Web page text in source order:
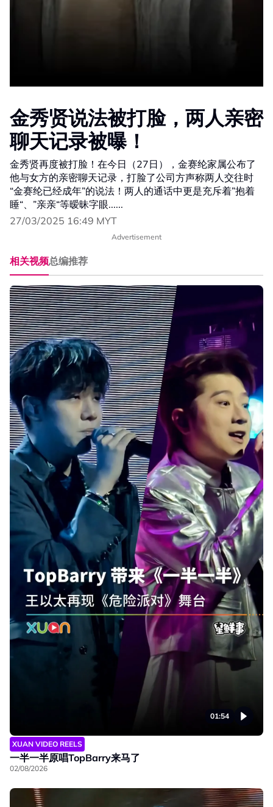
金秀贤说法被打脸，两人亲密
聊天记录被曝！
金秀贤再度被打脸！在今日（27日），金赛纶家属公布了
他与女方的亲密聊天记录，打脸了公司方声称两人交往时
“金赛纶已经成年”的说法！两人的通话中更是充斥着”抱着
睡“、”亲亲“等暧昧字眼......
27/03/2025 16:49 MYT
Advertisement
相关视频总编推荐
01:54
XUAN VIDEO REELS
一半一半原唱TopBarry来马了
02/08/2026